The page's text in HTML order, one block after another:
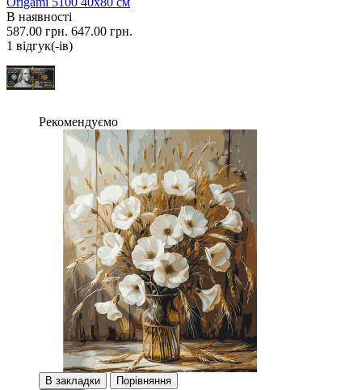
В наявності
587.00 грн. 647.00 грн.
1 вiдгук(-iв)
Рекомендуємо
В закладки
Порівняння